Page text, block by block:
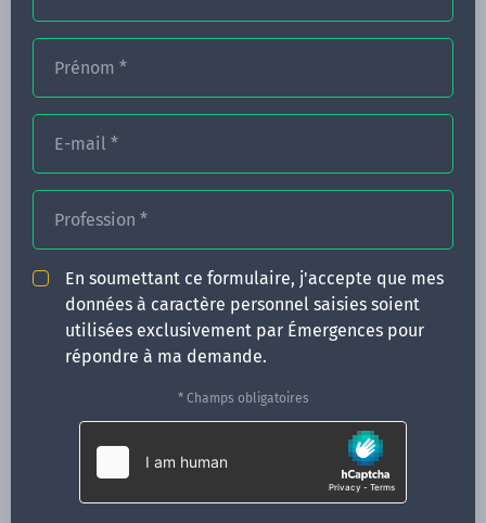
Prénom *
E-mail *
Profession *
En soumettant ce formulaire, j'accepte que mes
données à caractère personnel saisies soient
utilisées exclusivement par Émergences pour
répondre à ma demande.
* Champs obligatoires
FORMATIONS
NOS FORMATEURS
ACTUALITÉS
INFOS PRATIQUES
Qui sommes-nous ?
35000 Rennes
02 99 05 25 47